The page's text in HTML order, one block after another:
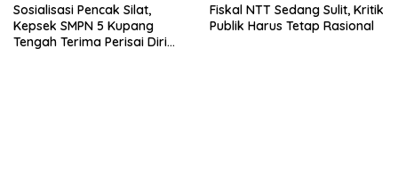
Sosialisasi Pencak Silat,
Kepsek SMPN 5 Kupang
Tengah Terima Perisai Diri
Fiskal NTT Sedang Sulit, Kritik
Publik Harus Tetap Rasional